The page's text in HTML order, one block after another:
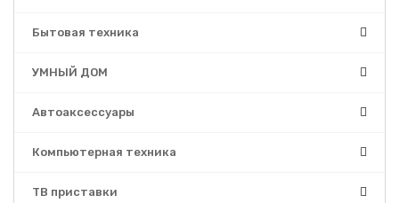
Бытовая техника
УМНЫЙ ДОМ
Автоаксессуары
Компьютерная техника
ТВ приставки